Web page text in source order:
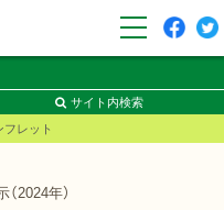
サイト内検索
レット
c
e
b
it
t
e
2024年）